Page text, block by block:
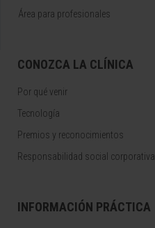
Área para profesionales
CONOZCA LA CLÍNICA
Por qué venir
Tecnología
Premios y reconocimientos
Responsabilidad social corporativa
INFORMACIÓN PRÁCTICA